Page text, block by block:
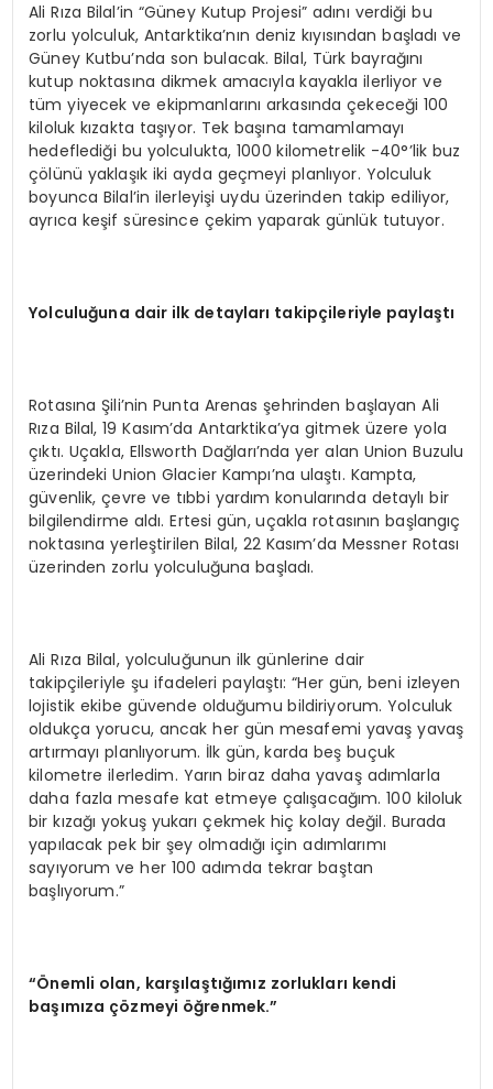
Ali Rıza Bilal’in “Güney Kutup Projesi” adını verdiği bu
zorlu yolculuk, Antarktika’nın deniz kıyısından başladı ve
Güney Kutbu’nda son bulacak. Bilal, Türk bayrağını
kutup noktasına dikmek amacıyla kayakla ilerliyor ve
tüm yiyecek ve ekipmanlarını arkasında çekeceği 100
kiloluk kızakta taşıyor. Tek başına tamamlamayı
hedeflediği bu yolculukta, 1000 kilometrelik -40°’lik buz
çölünü yaklaşık iki ayda geçmeyi planlıyor. Yolculuk
boyunca Bilal’in ilerleyişi uydu üzerinden takip ediliyor,
ayrıca keşif süresince çekim yaparak günlük tutuyor.
Yolculuğuna dair ilk detayları takipçileriyle paylaştı
Rotasına Şili’nin Punta Arenas şehrinden başlayan Ali
Rıza Bilal, 19 Kasım’da Antarktika’ya gitmek üzere yola
çıktı. Uçakla, Ellsworth Dağları’nda yer alan Union Buzulu
üzerindeki Union Glacier Kampı’na ulaştı. Kampta,
güvenlik, çevre ve tıbbi yardım konularında detaylı bir
bilgilendirme aldı. Ertesi gün, uçakla rotasının başlangıç
noktasına yerleştirilen Bilal, 22 Kasım’da Messner Rotası
üzerinden zorlu yolculuğuna başladı.
Ali Rıza Bilal, yolculuğunun ilk günlerine dair
takipçileriyle şu ifadeleri paylaştı: “Her gün, beni izleyen
lojistik ekibe güvende olduğumu bildiriyorum. Yolculuk
oldukça yorucu, ancak her gün mesafemi yavaş yavaş
artırmayı planlıyorum. İlk gün, karda beş buçuk
kilometre ilerledim. Yarın biraz daha yavaş adımlarla
daha fazla mesafe kat etmeye çalışacağım. 100 kiloluk
bir kızağı yokuş yukarı çekmek hiç kolay değil. Burada
yapılacak pek bir şey olmadığı için adımlarımı
sayıyorum ve her 100 adımda tekrar baştan
başlıyorum.”
“Önemli olan, karşılaştığımız zorlukları kendi
başımıza çözmeyi öğrenmek.”